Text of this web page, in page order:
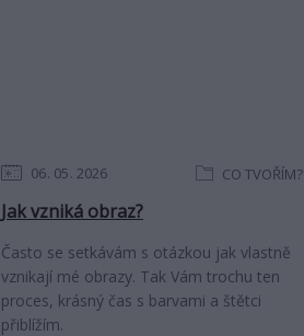
06 05 2026 CO TVOŘÍM?
Jak vzniká obraz?
Často se setkávám s otázkou jak vlastně
vznikají mé obrazy. Tak Vám trochu ten
proces, krásný čas s barvami a štětci
přiblížím.